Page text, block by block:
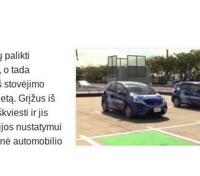
palikti
o tada
stovėjimo
Grįžus iš
ir jis
nustatymui
automobilio